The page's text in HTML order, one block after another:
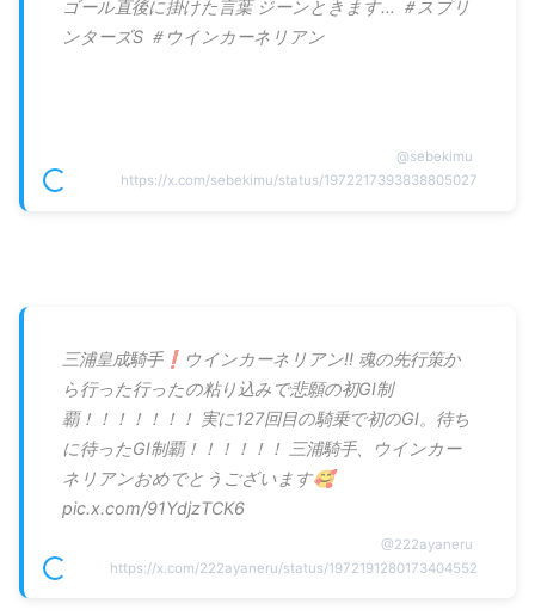
ゴール直後に掛けた言葉 ジーンときます… ＃スプリ
ンターズS ＃ウインカーネリアン
@sebekimu
https://x.com/sebekimu/status/1972217393838805027
三浦皇成騎手❗️ウインカーネリアン‼️ 魂の先行策か
ら行った行ったの粘り込みで悲願の初GⅠ制
覇！！！！！！！ 実に127回目の騎乗で初のGⅠ。待ち
に待ったGⅠ制覇！！！！！！ 三浦騎手、ウインカー
ネリアンおめでとうございます🥰
pic.x.com/91YdjzTCK6
@222ayaneru
https://x.com/222ayaneru/status/1972191280173404552